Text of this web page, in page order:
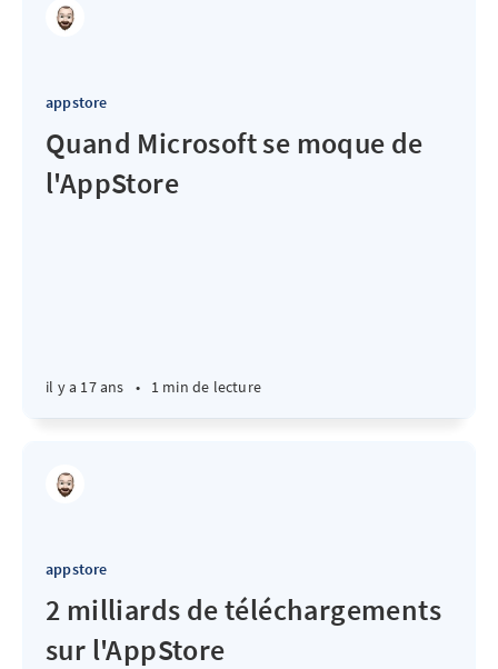
appstore
Quand Microsoft se moque de
l'AppStore
il y a 17 ans • 1 min de lecture
appstore
2 milliards de téléchargements
sur l'AppStore